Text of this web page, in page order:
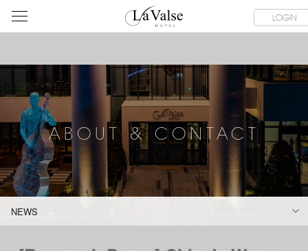
라
발
스
호
텔
LOGIN
SERVICE FACILITIES ABOUT & CONTACT HOTEL GUIDE
ABOUT & CONTACT
NEWS